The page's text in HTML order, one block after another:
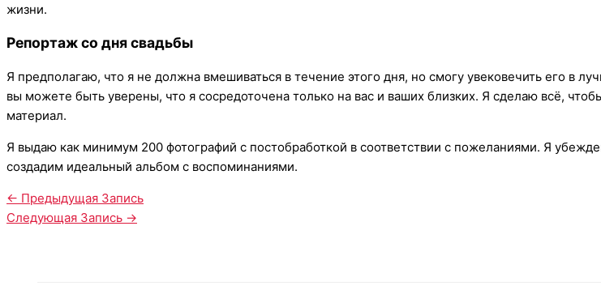
жизни.
Репортаж со дня свадьбы
Я предполагаю, что я не должна вмешиваться в течение этого дня, но смогу увековечить его в
вы можете быть уверены, что я сосредоточена только на вас и ваших близких. Я сделаю всё,
материал.
Я выдаю как минимум 200 фотографий с постобработкой в соответствии с пожеланиями. Я
создадим идеальный альбом с воспоминаниями.
← Предыдущая Запись
Следующая Запись →